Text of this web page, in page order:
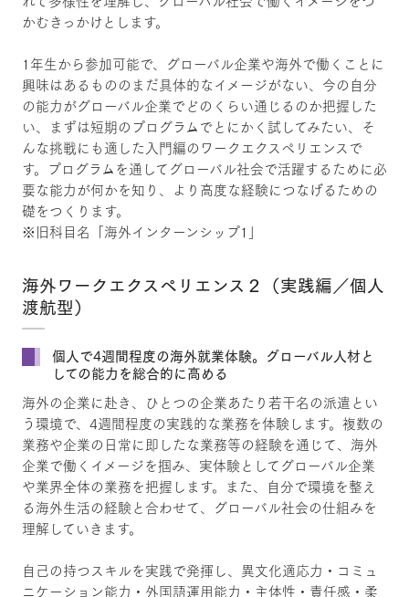
かむきっかけとします。
1年生から参加可能で、グローバル企業や海外で働くことに
興味はあるもののまだ具体的なイメージがない、今の自分
の能力がグローバル企業でどのくらい通じるのか把握した
い、まずは短期のプログラムでとにかく試してみたい、そ
んな挑戦にも適した入門編のワークエクスペリエンスで
す。プログラムを通してグローバル社会で活躍するために必
要な能力が何かを知り、より高度な経験につなげるための
礎をつくります。
※旧科目名「海外インターンシップ1」
海外ワークエクスペリエンス２（実践編／個人
渡航型）
個人で4週間程度の海外就業体験。グローバル人材と
しての能力を総合的に高める
海外の企業に赴き、ひとつの企業あたり若干名の派遣とい
う環境で、4週間程度の実践的な業務を体験します。複数の
業務や企業の日常に即したな業務等の経験を通じて、海外
企業で働くイメージを掴み、実体験としてグローバル企業
や業界全体の業務を把握します。また、自分で環境を整え
る海外生活の経験と合わせて、グローバル社会の仕組みを
理解していきます。
自己の持つスキルを実践で発揮し、異文化適応力・コミュ
ニケーション能力・外国語運用能力・主体性・責任感・柔